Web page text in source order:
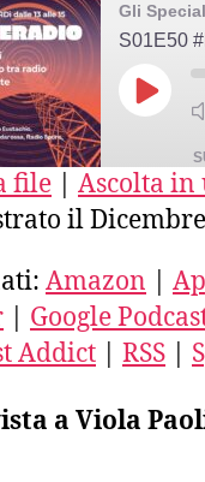
Gli
S01E50
PLAY
file Ascolta in
il
Amazon
Google
Addict
RSS
a Viola